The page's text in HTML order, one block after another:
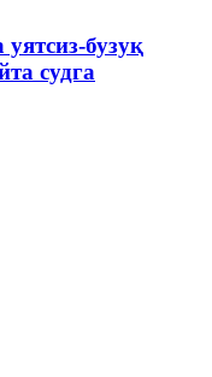
бузуқ
судга